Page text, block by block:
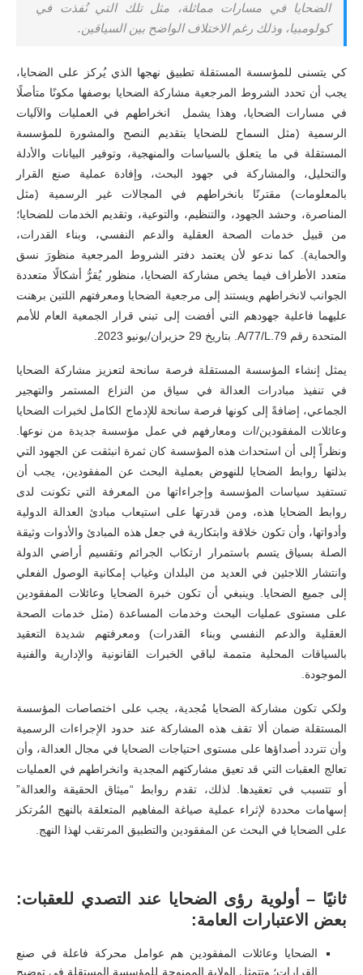
الضحايا في مسارات مماثلة، مثل تلك التي نُفذت في
كولومبيا، وذلك رغم الاختلاف الواضح بين السياقين.
كي يتسنى للمؤسسة المستقلة تطبيق نهجها الذي يُركز على الضحايا،
يجب أن تحدد الشروط المرجعية مشاركة الضحايا بوصفها مكونًا متأصلًا
في مسارات الضحايا، وهذا يشمل انخراطهم في العمليات والآليات
الرسمية (مثل السماح للضحايا بتقديم النصح والمشورة للمؤسسة
المستقلة في ما يتعلق بالسياسات والمنهجية، وتوفير البيانات والأدلة
والتحليل، والمشاركة في جهود البحث، وإفادة عملية صنع القرار
بالمعلومات) مقترنًا بانخراطهم في المجالات غير الرسمية (مثل
المناصرة، وحشد الجهود، والتنظيم، والتوعية، وتقديم الخدمات للضحايا؛
من قبيل خدمات الصحة العقلية والدعم النفسي، وبناء القدرات،
والحماية). كما ندعو لأن يعتمد دفتر الشروط المرجعية منظورَ نسق
متعدد الأطراف فيما يخص مشاركة الضحايا، منظور يُقرُّ أشكالًا متعددة
الجوانب لانخراطهم ويستند إلى مرجعية الضحايا ومعرفتهم اللتين برهنت
عليهما فاعلية جهودهم التي أفضت إلى تبني قرار الجمعية العام للأمم
المتحدة رقم A/77/L.79. بتاريخ 29 حزيران/يونيو 2023.
يمثل إنشاء المؤسسة المستقلة فرصة سانحة لتعزيز مشاركة الضحايا
في تنفيذ مبادرات العدالة في سياق من النزاع المستمر والتهجير
الجماعي، إضافةً إلى كونها فرصة سانحة للإدماج الكامل لخبرات الضحايا
وعائلات المفقودين/ات ومعارفهم في عمل مؤسسة جديدة من نوعها.
ونظراً إلى أن استحداث هذه المؤسسة كان ثمرة انبثقت عن الجهود التي
بذلتها روابط الضحايا للنهوض بعملية البحث عن المفقودين، يجب أن
تستفيد سياسات المؤسسة وإجراءاتها من المعرفة التي تكونت لدى
روابط الضحايا هذه، ومن قدرتها على استيعاب مبادئ العدالة الدولية
وأدواتها، وأن تكون خلاقة وابتكارية في جعل هذه المبادئ والأدوات وثيقة
الصلة بسياق يتسم باستمرار ارتكاب الجرائم وتقسيم أراضي الدولة
وانتشار اللاجئين في العديد من البلدان وغياب إمكانية الوصول الفعلي
إلى جميع الضحايا. وينبغي أن تكون خبرة الضحايا وعائلات المفقودين
على مستوى عمليات البحث وخدمات المساعدة (مثل خدمات الصحة
العقلية والدعم النفسي وبناء القدرات) ومعرفتهم شديدة التعقيد
بالسياقات المحلية متممة لباقي الخبرات القانونية والإدارية والفنية
الموجودة.
ولكي تكون مشاركة الضحايا مُجدية، يجب على اختصاصات المؤسسة
المستقلة ضمان ألا تقف هذه المشاركة عند حدود الإجراءات الرسمية
وأن تتردد أصداؤها على مستوى احتياجات الضحايا في مجال العدالة، وأن
تعالج العقبات التي قد تعيق مشاركتهم المجدية وانخراطهم في العمليات
أو تتسبب في تعقيدها. لذلك، تقدم روابط “ميثاق الحقيقة والعدالة”
إسهامات محددة لإثراء عملية صياغة المفاهيم المتعلقة بالنهج المُرتكز
على الضحايا في البحث عن المفقودين والتطبيق المرتقب لهذا النهج.
ثانيًا – أولوية رؤى الضحايا عند التصدي للعقبات:
بعض الاعتبارات العامة:
الضحايا وعائلات المفقودين هم عوامل محركة فاعلة في صنع
القرارات؛ وتتمثل الولاية الممنوحة للمؤسسة المستقلة في توضيح